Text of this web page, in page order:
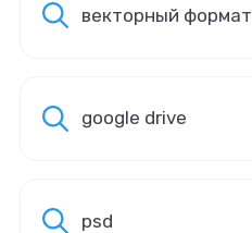
векторный формат
google drive
psd